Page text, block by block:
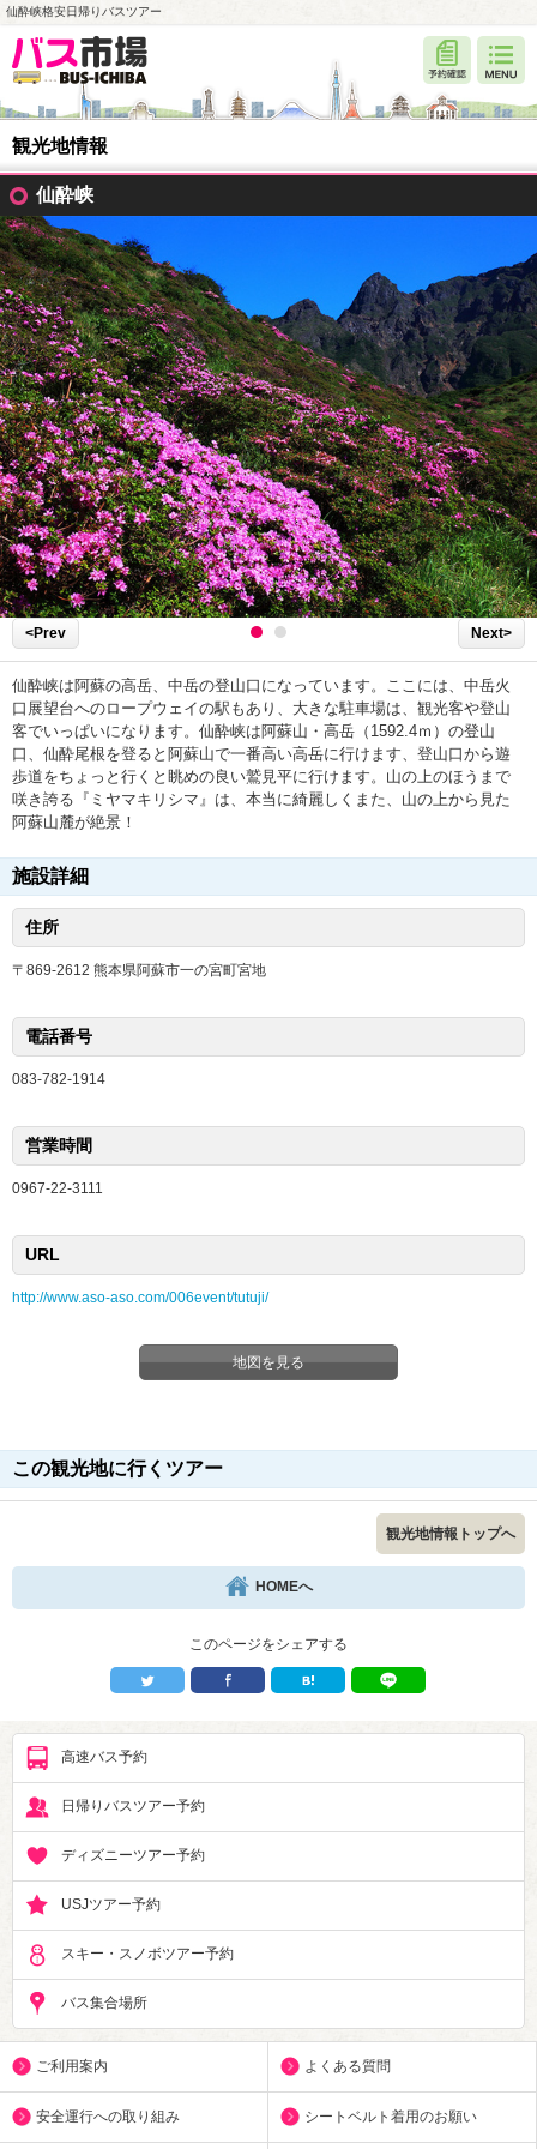
仙酔峡格安日帰りバスツアー
観光地情報
仙酔峡
<Prev Next>
仙酔峡は阿蘇の高岳、中岳の登山口になっています。ここには、中岳火
口展望台へのロープウェイの駅もあり、大きな駐車場は、観光客や登山
客でいっぱいになります。仙酔峡は阿蘇山・高岳（1592.4ｍ）の登山
口、仙酔尾根を登ると阿蘇山で一番高い高岳に行けます、登山口から遊
歩道をちょっと行くと眺めの良い鷲見平に行けます。山の上のほうまで
咲き誇る『ミヤマキリシマ』は、本当に綺麗しくまた、山の上から見た
阿蘇山麓が絶景！
施設詳細
住所
〒869-2612 熊本県阿蘇市一の宮町宮地
電話番号
083-782-1914
営業時間
0967-22-3111
URL
http://www.aso-aso.com/006event/tutuji/
地図を見る
この観光地に行くツアー
観光地情報トップへ
HOMEへ
このページをシェアする
高速バス予約
日帰りバスツアー予約
ディズニーツアー予約
USJツアー予約
スキー・スノボツアー予約
バス集合場所
ご利用案内 よくある質問
安全運行への取り組み シートベルト着用のお願い